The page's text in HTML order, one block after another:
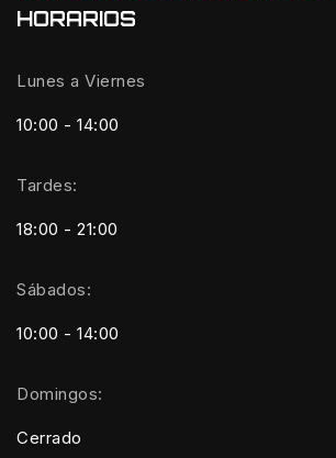
HORARIOS
Lunes a Viernes
10:00 - 14:00
Tardes:
18:00 - 21:00
Sábados:
10:00 - 14:00
Domingos:
Cerrado